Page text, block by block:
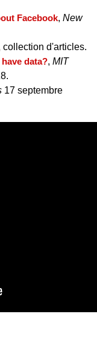
Facebook, New
collection d'articles.
data?, MIT
17 septembre